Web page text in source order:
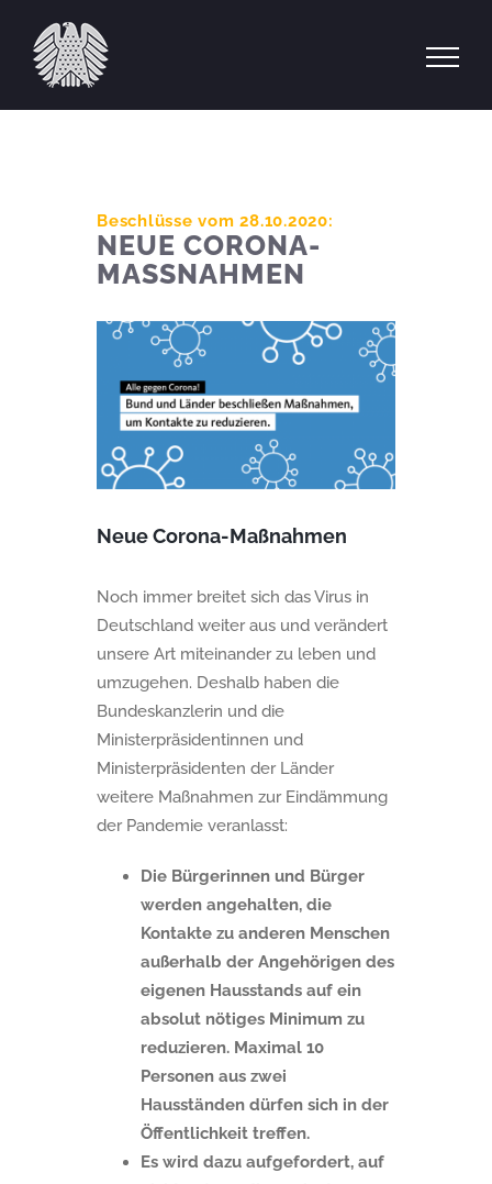
Inhalt
springen
Beschlüsse vom 28.10.2020:
NEUE CORONA-
MASSNAHMEN
Neue Corona-Maßnahmen
Noch immer breitet sich das Virus in
Deutschland weiter aus und verändert
unsere Art miteinander zu leben und
umzugehen. Deshalb haben die
Bundeskanzlerin und die
Ministerpräsidentinnen und
Ministerpräsidenten der Länder
weitere Maßnahmen zur Eindämmung
der Pandemie veranlasst:
Die Bürgerinnen und Bürger
werden angehalten, die
Kontakte zu anderen Menschen
außerhalb der Angehörigen des
eigenen Hausstands auf ein
absolut nötiges Minimum zu
reduzieren. Maximal 10
Personen aus zwei
Hausständen dürfen sich in der
Öffentlichkeit treffen.
Es wird dazu aufgefordert, auf